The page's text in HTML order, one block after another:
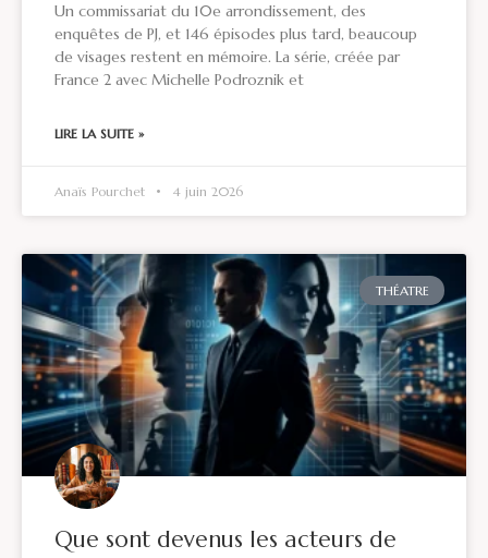
Un commissariat du 10e arrondissement, des
enquêtes de PJ, et 146 épisodes plus tard, beaucoup
de visages restent en mémoire. La série, créée par
France 2 avec Michelle Podroznik et
LIRE LA SUITE »
Anaïs Pourchet 4 juin 2026
THÉATRE
Que sont devenus les acteurs de